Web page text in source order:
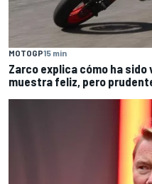
MOTOGP15 min
Zarco explica cómo ha
muestra feliz, pero